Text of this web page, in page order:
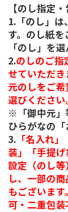
【のし指定
1.「のし」は
す。のし紙
「のし」を
2.のしのご指
せていただ
元のしをご
選びください
※「御中元」
ひらがなの「
3. 「名入れ
装」「手提
設定（のし
し、一部の
もございます。
可・二重包